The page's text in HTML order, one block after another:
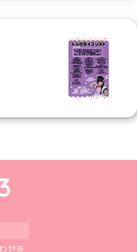
公式アカウント
X公式アカウント
みんInstagram公式アカウント
りーみんFacebook公式アカウン
めいどりーみんYouTube公式アカ
せを